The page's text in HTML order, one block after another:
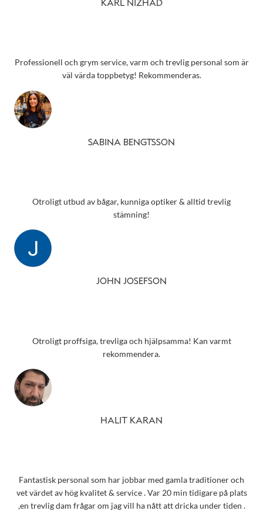
KARL NIZHAD
Professionell och grym service, varm och trevlig personal som är
väl värda toppbetyg! Rekommenderas.
SABINA BENGTSSON
Otroligt utbud av bågar, kunniga optiker & alltid trevlig
stämning!
JOHN JOSEFSON
Otroligt proffsiga, trevliga och hjälpsamma! Kan varmt
rekommendera.
HALIT KARAN
Fantastisk personal som har jobbar med gamla traditioner och
vet värdet av hög kvalitet & service . Var 20 min tidigare på plats
,en trevlig dam frågar om jag vill ha nått att dricka under tiden .